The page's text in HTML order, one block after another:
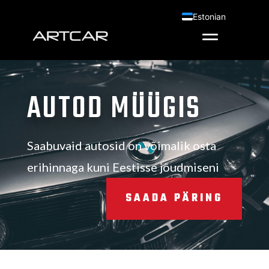
AUTOD MÜÜGIS
Saabuvaid autosid on võimalik osta
erihinnaga kuni Eestisse jõudmiseni
SAADA PÄRING
Estonian
English